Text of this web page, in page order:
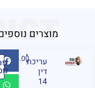
מוצרים
עריכת
דין
14
₪ 95.00